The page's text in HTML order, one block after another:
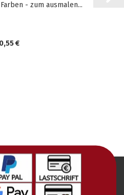
- zum ausmalen...
0,55 €